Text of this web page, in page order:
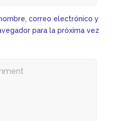
correo electrónico y
para la próxima vez